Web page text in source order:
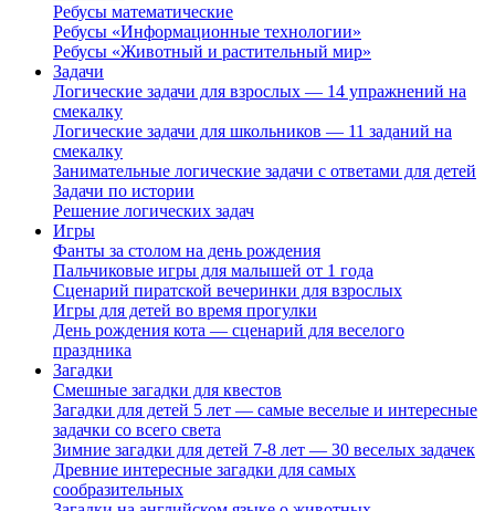
Ребусы математические
Ребусы «Информационные технологии»
Ребусы «Животный и растительный мир»
Задачи
Логические задачи для взрослых — 14 упражнений на
смекалку
Логические задачи для школьников — 11 заданий на
смекалку
Занимательные логические задачи с ответами для детей
Задачи по истории
Решение логических задач
Игры
Фанты за столом на день рождения
Пальчиковые игры для малышей от 1 года
Сценарий пиратской вечеринки для взрослых
Игры для детей во время прогулки
День рождения кота — сценарий для веселого
праздника
Загадки
Смешные загадки для квестов
Загадки для детей 5 лет — самые веселые и интересные
задачки со всего света
Зимние загадки для детей 7-8 лет — 30 веселых задачек
Древние интересные загадки для самых
сообразительных